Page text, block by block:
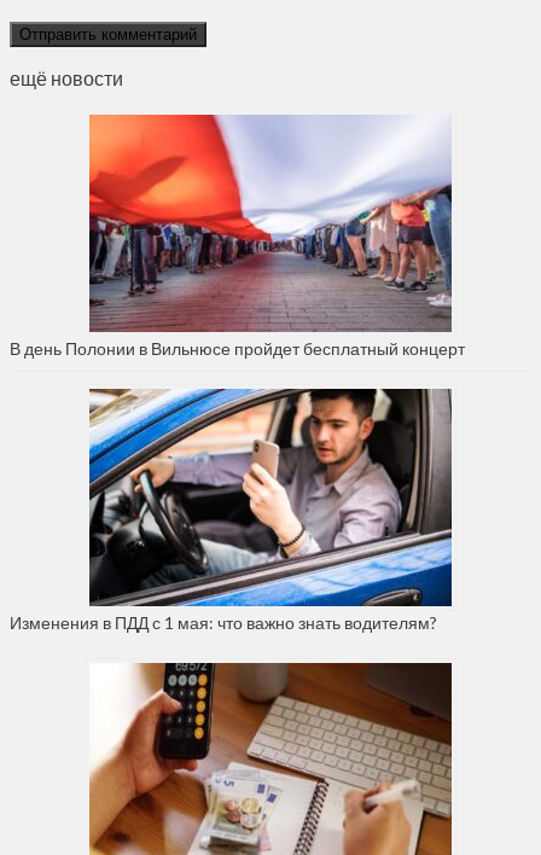
ещё новости
В день Полонии в Вильнюсе пройдет бесплатный концерт
Изменения в ПДД с 1 мая: что важно знать водителям?